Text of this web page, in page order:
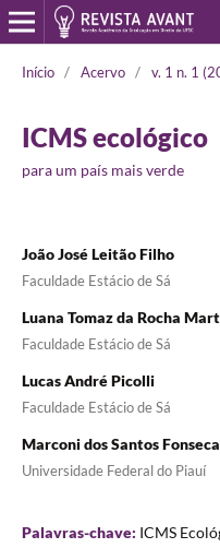
Início / Acervo / v. 1 n. 1
ICMS ecológico
para um país mais verde
João José Leitão Filho
Faculdade Estácio de Sá
Luana Tomaz da Rocha
Faculdade Estácio de Sá
Lucas André Picolli
Faculdade Estácio de Sá
Marconi dos Santos Fonseca
Universidade Federal do Piauí
Palavras-chave: ICMS